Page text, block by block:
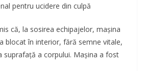
pentru ucidere din culpă
că, la sosirea echipajelor, mașina
blocat în interior, fără semne vitale,
suprafață a corpului. Mașina a fost